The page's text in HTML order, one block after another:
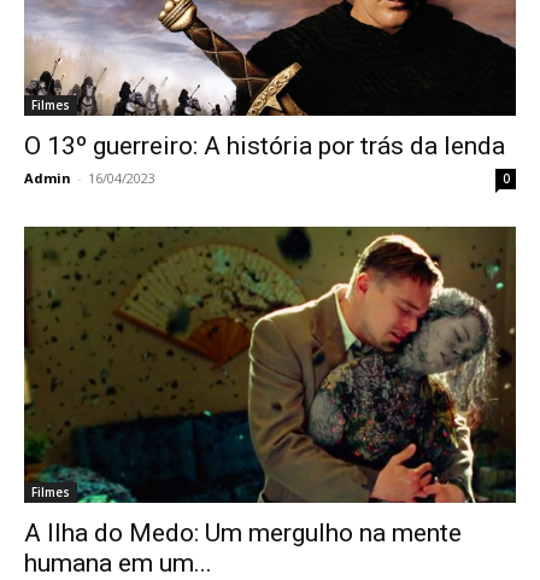
Filmes
O 13º guerreiro: A história por trás da lenda
Admin - 16/04/2023 0
Filmes
A Ilha do Medo: Um mergulho na mente
humana em um...